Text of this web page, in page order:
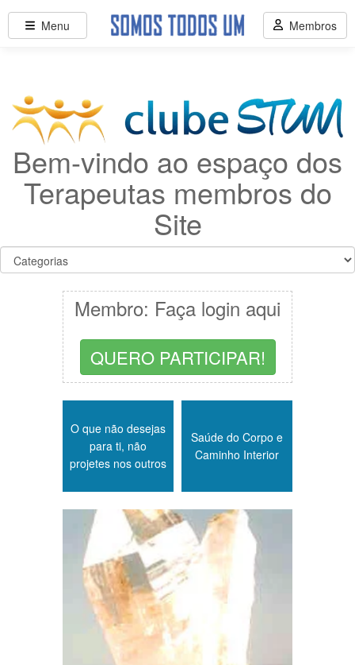
Bem-vindo ao espaço dos
Terapeutas membros do
Site
Membro: Faça login aqui
QUERO PARTICIPAR!
O que não desejas
para ti, não
projetes nos outros
Saúde do Corpo e
Caminho Interior
Menu Membros